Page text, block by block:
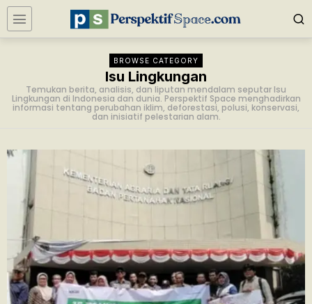
BROWSE CATEGORY
Isu Lingkungan
Temukan berita, analisis, dan liputan mendalam seputar Isu
Lingkungan di Indonesia dan dunia. Perspektif Space menghadirkan
informasi tentang perubahan iklim, deforestasi, polusi, konservasi,
dan inisiatif pelestarian alam.